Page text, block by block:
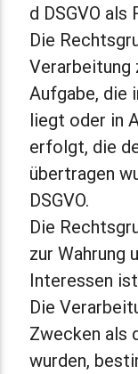
d DSGVO als
Die
Verarbeitung
Aufgabe, die
liegt oder in
erfolgt, die
übertragen
DSGVO.
Die
zur Wahrung
Interessen
Die
Zwecken als
wurden,